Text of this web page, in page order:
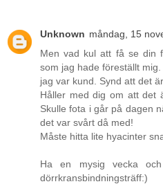
Unknown måndag, 15
Men vad kul att få se din
som jag hade föreställt
jag var kund. Synd att det
Håller med dig om att det
Skulle fota i går på dagen
det var svårt då med!
Måste hitta lite hyacinter
Ha en mysig vecka
dörrkransbindningsträff:)